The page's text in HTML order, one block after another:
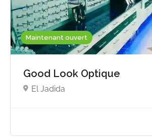
Maintenant ouvert
Good Look Optique
El Jadida